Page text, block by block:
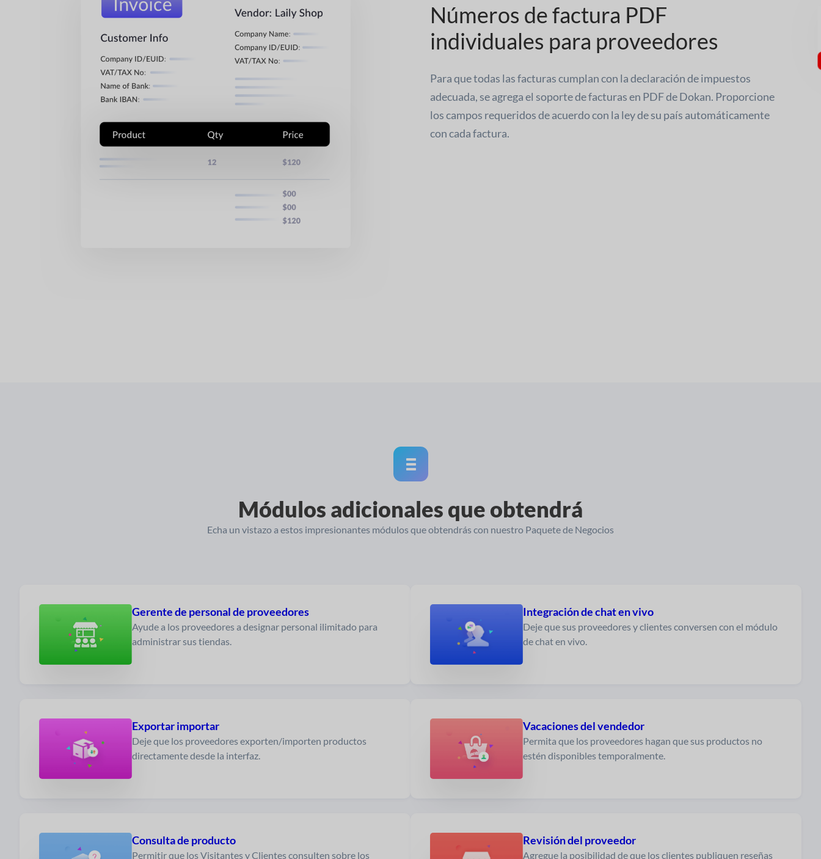
Números de factura PDF
individuales para proveedores
Para que todas las facturas cumplan con la declaración de impuestos
adecuada, se agrega el soporte de facturas en PDF de Dokan. Proporcione
los campos requeridos de acuerdo con la ley de su país automáticamente
con cada factura.
Módulos adicionales que obtendrá
Echa un vistazo a estos impresionantes módulos que obtendrás con nuestro Paquete de Negocios
Gerente de personal de proveedores
Ayude a los proveedores a designar personal ilimitado para
administrar sus tiendas.
Integración de chat en vivo
Deje que sus proveedores y clientes conversen con el módulo
de chat en vivo.
Exportar importar
Deje que los proveedores exporten/importen productos
directamente desde la interfaz.
Vacaciones del vendedor
Permita que los proveedores hagan que sus productos no
estén disponibles temporalmente.
Consulta de producto
Permitir que los Visitantes y Clientes consulten sobre los
Revisión del proveedor
Agregue la posibilidad de que los clientes publiquen reseñas